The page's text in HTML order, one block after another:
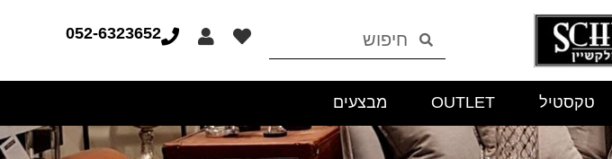
052-6323652
טקסטיל OUTLET מבצעים